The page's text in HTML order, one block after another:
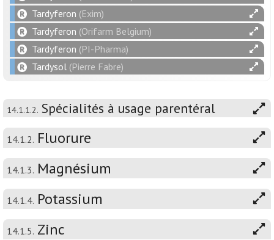
Tardyferon (Exim)
Tardyferon (Orifarm Belgium)
Tardyferon (PI-Pharma)
Tardysol (Pierre Fabre)
14.1.1.2. Spécialités à usage parentéral
14.1.2. Fluorure
14.1.3. Magnésium
14.1.4. Potassium
14.1.5. Zinc